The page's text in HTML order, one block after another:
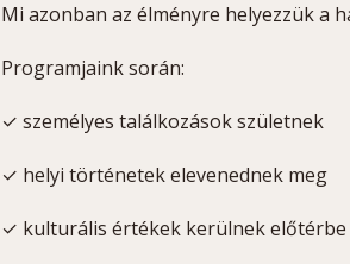
Mi azonban az élményre helyezzük a
Programjaink során:
✓ személyes találkozások születnek
✓ helyi történetek elevenednek meg
✓ kulturális értékek kerülnek előtérbe